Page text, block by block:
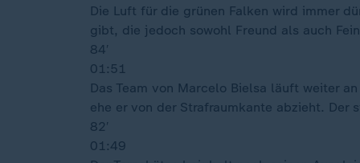
Die Luft für die grünen Falken wird immer
gibt, die jedoch sowohl Freund als auch
84′
01:51
Das Team von Marcelo Bielsa läuft weiter
ehe er von der Strafraumkante abzieht. Der
82′
01:49